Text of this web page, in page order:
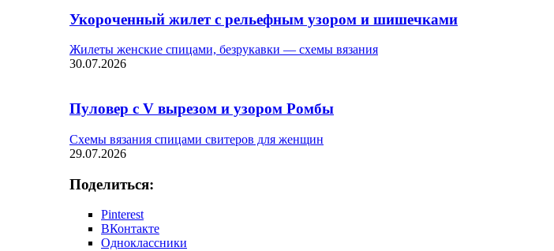
Укороченный жилет с рельефным узором и шишечками
Жилеты женские спицами, безрукавки — схемы вязания
30.07.2026
Пуловер с V вырезом и узором Ромбы
Схемы вязания спицами свитеров для женщин
29.07.2026
Поделиться:
Pinterest
ВКонтакте
Одноклассники